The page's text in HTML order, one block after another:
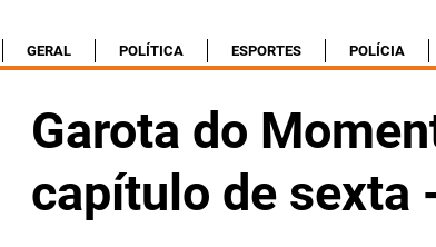
GERAL POLÍTICA ESPORTES POLÍCIA
Garota do
capítulo de